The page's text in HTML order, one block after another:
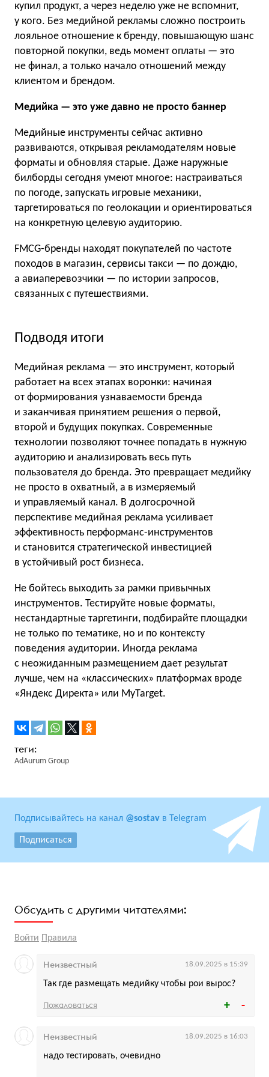
купил продукт, а через неделю уже не вспомнит,
у кого. Без медийной рекламы сложно построить
лояльное отношение к бренду, повышающую шанс
повторной покупки, ведь момент оплаты — это
не финал, а только начало отношений между
клиентом и брендом.
Медийка — это уже давно не просто баннер
Медийные инструменты сейчас активно
развиваются, открывая рекламодателям новые
форматы и обновляя старые. Даже наружные
билборды сегодня умеют многое: настраиваться
по погоде, запускать игровые механики,
таргетироваться по геолокации и ориентироваться
на конкретную целевую аудиторию.
FMCG-бренды находят покупателей по частоте
походов в магазин, сервисы такси — по дождю,
а авиаперевозчики — по истории запросов,
связанных с путешествиями.
Подводя итоги
Медийная реклама — это инструмент, который
работает на всех этапах воронки: начиная
от формирования узнаваемости бренда
и заканчивая принятием решения о первой,
второй и будущих покупках. Современные
технологии позволяют точнее попадать в нужную
аудиторию и анализировать весь путь
пользователя до бренда. Это превращает медийку
не просто в охватный, а в измеряемый
и управляемый канал. В долгосрочной
перспективе медийная реклама усиливает
эффективность перформанс-инструментов
и становится стратегической инвестицией
в устойчивый рост бизнеса.
Не бойтесь выходить за рамки привычных
инструментов. Тестируйте новые форматы,
нестандартные таргетинги, подбирайте площадки
не только по тематике, но и по контексту
поведения аудитории. Иногда реклама
с неожиданным размещением дает результат
лучше, чем на «классических» платформах вроде
«Яндекс Директа» или MyTarget.
AdAurum Group
Подписывайтесь на канал @sostav в Telegram
Подписаться
Обсудить с другими читателями:
Войти Правила
Так где размещать медийку чтобы рои вырос?
Неизвестный 18.09.2025 в 15:39
Пожаловаться
надо тестировать, очевидно
Неизвестный 18.09.2025 в 16:03